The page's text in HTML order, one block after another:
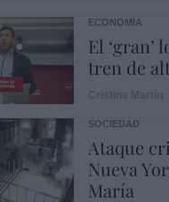
ECONOMÍA
El
tren de
SOCIEDAD
Ataque
Nueva
María